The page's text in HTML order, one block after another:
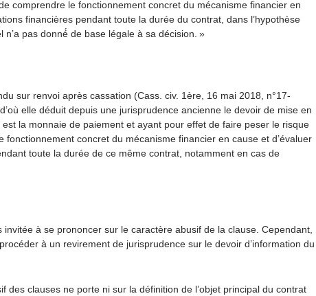
comprendre le fonctionnement concret du mécanisme financier en
financières pendant toute la durée du contrat, dans l’hypothèse
pas donné́ de base légale à sa décision. »
sur renvoi après cassation (Cass. civ. 1ère, 16 mai 2018, n°17-
elle déduit depuis une jurisprudence ancienne le devoir de mise en
la monnaie de paiement et ayant pour effet de faire peser le risque
concret du mécanisme financier en cause et d’évaluer
toute la durée de ce même contrat, notamment en cas de
invitée à se prononcer sur le caractère abusif de la clause. Cependant,
à un revirement de jurisprudence sur le devoir d’information du
des clauses ne porte ni sur la définition de l’objet principal du contrat